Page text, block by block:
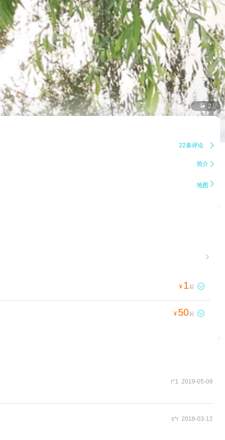
 2
22条评论 
简介 
地图 

¥ 1 起 
¥ 50起 
r*1 2019-05-09
s*r 2018-03-12